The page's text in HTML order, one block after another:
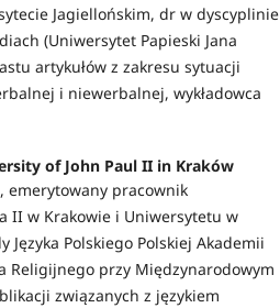
Jagiellońskim, dr w dyscyplinie
(Uniwersytet Papieski Jana
artykułów z zakresu sytuacji
i niewerbalnej, wykładowca
of John Paul II in Kraków
emerytowany pracownik
II w Krakowie i Uniwersytetu w
Języka Polskiego Polskiej Akademii
Religijnego przy Międzynarodowym
związanych z językiem